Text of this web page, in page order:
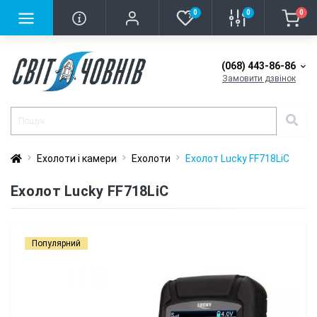
0 0 0
(068) 443-86-86
Замовити дзвінок
Ехолоти і камери Ехолоти Еxолот Lucky FF718LiC
Еxолот Lucky FF718LiC
Популярний